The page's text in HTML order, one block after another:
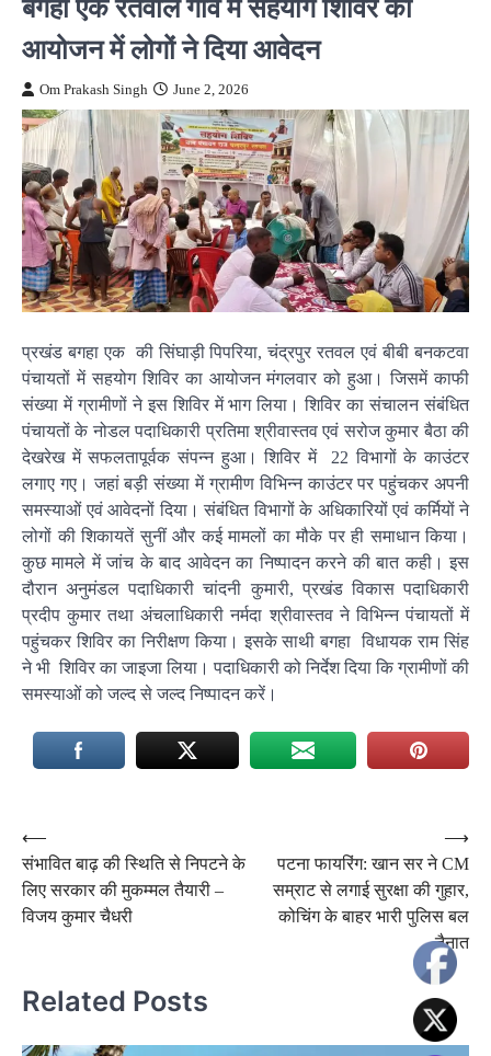
आयोजन में लोगों ने दिया आवेदन
Om Prakash Singh June 2, 2026
प्रखंड बगहा एक की सिंघाड़ी पिपरिया, चंद्रपुर रतवल एवं बीबी बनकटवा
पंचायतों में सहयोग शिविर का आयोजन मंगलवार को हुआ। जिसमें काफी
संख्या में ग्रामीणों ने इस शिविर में भाग लिया। शिविर का संचालन संबंधित
पंचायतों के नोडल पदाधिकारी प्रतिमा श्रीवास्तव एवं सरोज कुमार बैठा की
देखरेख में सफलतापूर्वक संपन्न हुआ। शिविर में 22 विभागों के काउंटर
लगाए गए। जहां बड़ी संख्या में ग्रामीण विभिन्न काउंटर पर पहुंचकर अपनी
समस्याओं एवं आवेदनों दिया। संबंधित विभागों के अधिकारियों एवं कर्मियों ने
लोगों की शिकायतें सुनीं और कई मामलों का मौके पर ही समाधान किया।
कुछ मामले में जांच के बाद आवेदन का निष्पादन करने की बात कही। इस
दौरान अनुमंडल पदाधिकारी चांदनी कुमारी, प्रखंड विकास पदाधिकारी
प्रदीप कुमार तथा अंचलाधिकारी नर्मदा श्रीवास्तव ने विभिन्न पंचायतों में
पहुंचकर शिविर का निरीक्षण किया। इसके साथी बगहा विधायक राम सिंह
ने भी शिविर का जाइजा लिया। पदाधिकारी को निर्देश दिया कि ग्रामीणों की
समस्याओं को जल्द से जल्द निष्पादन करें।
Post
navigation
⟵
संभावित बाढ़ की स्थिति से निपटने के
लिए सरकार की मुकम्मल तैयारी –
विजय कुमार चैधरी
पटना फायरिंग: खान सर ने CM
सम्राट से लगाई सुरक्षा की गुहार,
कोचिंग के बाहर भारी पुलिस बल
तैनात
⟶
Related Posts